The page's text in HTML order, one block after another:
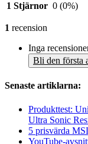
1 Stjärnor 0 (0%)
1 recension
Inga
Bli den första
Senaste artiklarna:
Produkttest:
Ultra Sonic
5 prisvärda
YouTube-